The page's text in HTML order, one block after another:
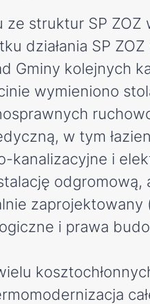
struktur SP ZOZ
działania SP
Gminy kolejnych
wymieniono
w tym
kanalizacyjne i
i prawa